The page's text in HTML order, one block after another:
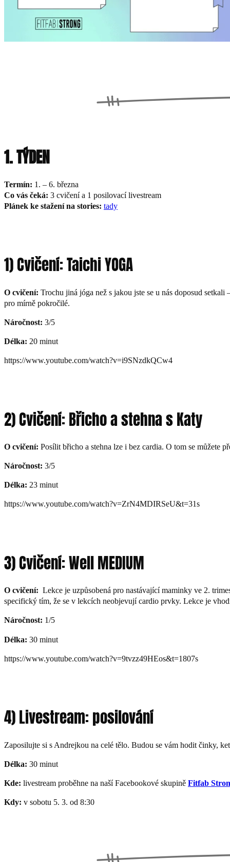
1. TÝDEN
Termín: 1. – 6. března
Co vás čeká: 3 cvičení a 1 posilovací livestream
Plánek ke stažení na stories: tady
1) Cvičení: Taichi YOGA
O cvičení: Trochu jiná jóga než s jakou jste se u nás doposud
pro mírně pokročilé.
Náročnost: 3/5
Délka: 20 minut
https://www.youtube.com/watch?v=i9SNzdkQCw4
2) Cvičení: Břicho a stehna s Katy
O cvičení: Posílit břicho a stehna lze i bez cardia. O tom se můžete
Náročnost: 3/5
Délka: 23 minut
https://www.youtube.com/watch?v=ZrN4MDIRSeU&t=31s
3) Cvičení: Well MEDIUM
O cvičení: Lekce je uzpůsobená pro nastávající maminky ve 2.
specifický tím, že se v lekcích neobjevují cardio prvky. Lekce je
Náročnost: 1/5
Délka: 30 minut
https://www.youtube.com/watch?v=9tvzz49HEos&t=1807s
4) Livestream: posilování
Zaposilujte si s Andrejkou na celé tělo. Budou se vám hodit činky,
Délka: 30 minut
Kde: livestream proběhne na naší Facebookové skupině Fitfab
Kdy: v sobotu 5. 3. od 8:30